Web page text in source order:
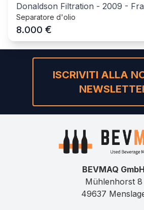
Donaldson Filtration - 2009 -
Separatore d'olio
8.000 €
ISCRIVITI ALLA
BEVMAQ GmbH
Mühlenhorst 8
49637